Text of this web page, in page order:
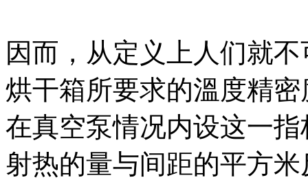
因而，从定义上人们就
烘干箱所要求的溫度精
在真空泵情况内设这一
射热的量与间距的平方